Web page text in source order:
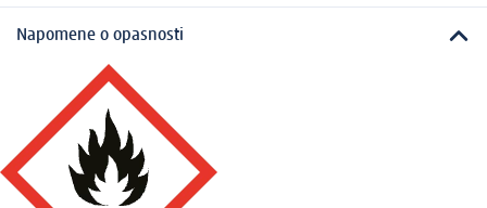
Napomene o opasnosti